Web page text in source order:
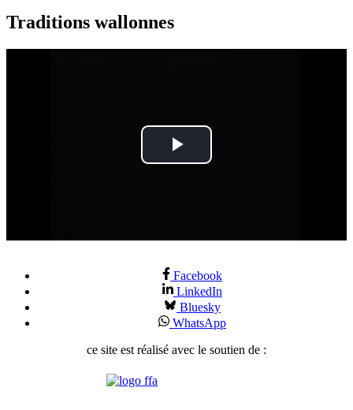
Traditions wallonnes
Play
Facebook
LinkedIn
Bluesky
WhatsApp
ce site est réalisé avec le soutien de :